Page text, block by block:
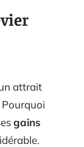
attrait
gains